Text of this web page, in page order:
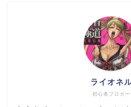
初心者ブロガー
ライオネ